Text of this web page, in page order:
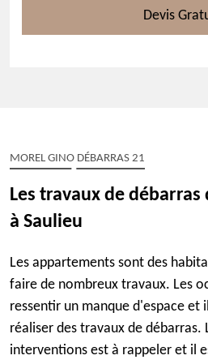
Devis
MOREL GINO DÉBARRAS 21
Les travaux de
à Saulieu
Les appartements sont des
faire de nombreux travaux. Les
ressentir un manque d'espace et
réaliser des travaux de débarras.
interventions est à rappeler et il